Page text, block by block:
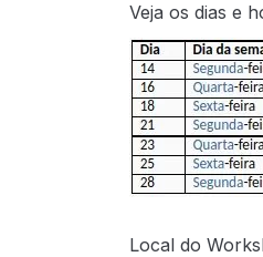
Veja os dias e
Local do